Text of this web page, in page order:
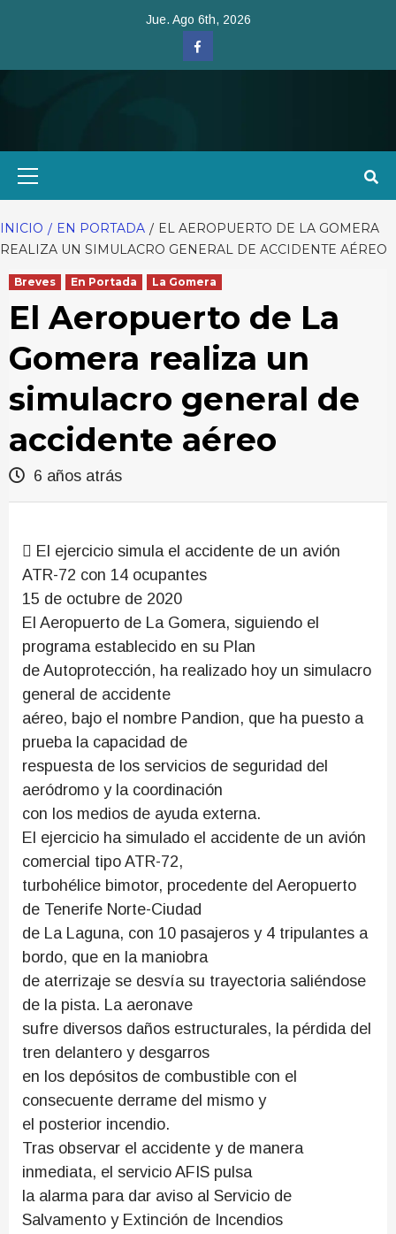
Jue. Ago 6th, 2026
Facebook
INICIO EN PORTADA
EL AEROPUERTO DE LA GOMERA
REALIZA UN SIMULACRO GENERAL DE ACCIDENTE AÉREO
Breves En Portada La Gomera
El Aeropuerto de La
Gomera realiza un
simulacro general de
accidente aéreo
6 años atrás
 El ejercicio simula el accidente de un avión
ATR-72 con 14 ocupantes
15 de octubre de 2020
El Aeropuerto de La Gomera, siguiendo el
programa establecido en su Plan
de Autoprotección, ha realizado hoy un simulacro
general de accidente
aéreo, bajo el nombre Pandion, que ha puesto a
prueba la capacidad de
respuesta de los servicios de seguridad del
aeródromo y la coordinación
con los medios de ayuda externa.
El ejercicio ha simulado el accidente de un avión
comercial tipo ATR-72,
turbohélice bimotor, procedente del Aeropuerto
de Tenerife Norte-Ciudad
de La Laguna, con 10 pasajeros y 4 tripulantes a
bordo, que en la maniobra
de aterrizaje se desvía su trayectoria saliéndose
de la pista. La aeronave
sufre diversos daños estructurales, la pérdida del
tren delantero y desgarros
en los depósitos de combustible con el
consecuente derrame del mismo y
el posterior incendio.
Tras observar el accidente y de manera
inmediata, el servicio AFIS pulsa
la alarma para dar aviso al Servicio de
Salvamento y Extinción de Incendios